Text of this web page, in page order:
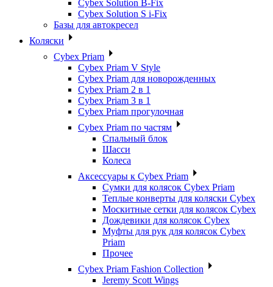
Cybex Solution B-Fix
Cybex Solution S i-Fix
Базы для автокресел
Коляски
Cybex Priam
Cybex Priam V Style
Cybex Priam для новорожденных
Cybex Priam 2 в 1
Cybex Priam 3 в 1
Cybex Priam прогулочная
Cybex Priam по частям
Спальный блок
Шасси
Колеса
Аксессуары к Cybex Priam
Сумки для колясок Cybex Priam
Теплые конверты для коляски Cybex
Москитные сетки для колясок Cybex
Дождевики для колясок Cybex
Муфты для рук для колясок Cybex
Priam
Прочее
Cybex Priam Fashion Collection
Jeremy Scott Wings